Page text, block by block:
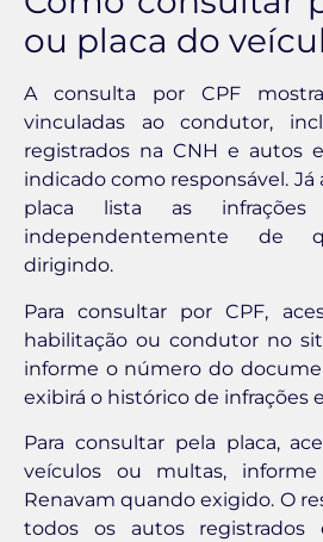
ou placa do
A consulta por CPF
vinculadas ao condutor,
registrados na CNH e autos
indicado como responsável. Já
placa lista as
independentemente de
dirigindo.
Para consultar por CPF,
habilitação ou condutor no
informe o número do
exibirá o histórico de infrações
Para consultar pela placa,
veículos ou multas,
Renavam quando exigido. O
todos os autos registrados